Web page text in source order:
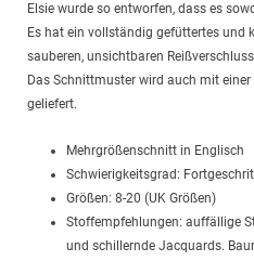
Elsie wurde so entworfen, dass es
Es hat ein vollständig gefüttertes und
sauberen, unsichtbaren
Das Schnittmuster wird auch mit
geliefert.
Mehrgrößenschnitt in Englisch
Schwierigkeitsgrad:
Größen: 8-20 (UK Größen)
Stoffempfehlungen: auffällige
und schillernde Jacquards.